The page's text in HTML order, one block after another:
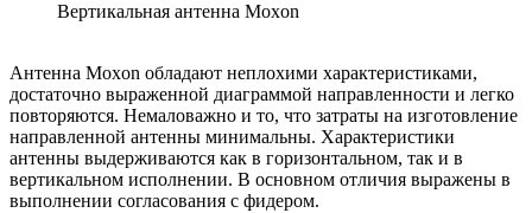
Вертикальная антенна Moxon
Антенна Moxon обладают неплохими характеристиками,
достаточно выраженной диаграммой направленности и легко
повторяются. Немаловажно и то, что затраты на изготовление
направленной антенны минимальны. Характеристики
антенны выдерживаются как в горизонтальном, так и в
вертикальном исполнении. В основном отличия выражены в
выполнении согласования с фидером.